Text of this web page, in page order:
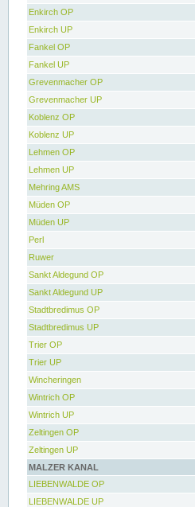
Enkirch OP
Enkirch UP
Fankel OP
Fankel UP
Grevenmacher OP
Grevenmacher UP
Koblenz OP
Koblenz UP
Lehmen OP
Lehmen UP
Mehring AMS
Müden OP
Müden UP
Perl
Ruwer
Sankt Aldegund OP
Sankt Aldegund UP
Stadtbredimus OP
Stadtbredimus UP
Trier OP
Trier UP
Wincheringen
Wintrich OP
Wintrich UP
Zeltingen OP
Zeltingen UP
MALZER KANAL
LIEBENWALDE OP
LIEBENWALDE UP